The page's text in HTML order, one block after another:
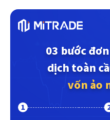
03 bước
dịch toàn
vốn ảo
1